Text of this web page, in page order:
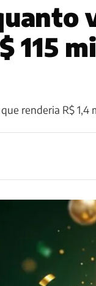
115
renderia R$ 1,4